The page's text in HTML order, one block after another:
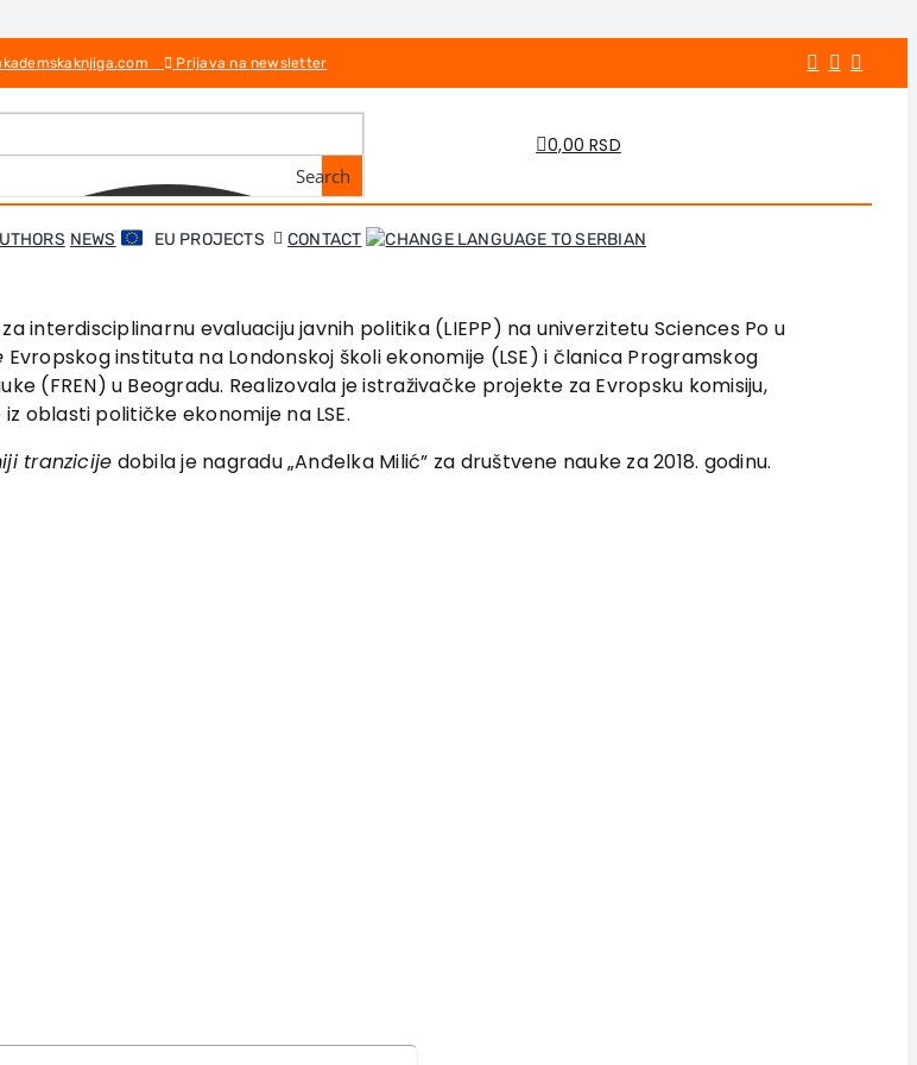
Prijava na newsletter
Search
0,00 RSD
NEWS EU PROJECTS CONTACT
interdisciplinarnu evaluaciju javnih politika (LIEPP) na univerzitetu Sciences Po u
Evropskog instituta na Londonskoj školi ekonomije (LSE) i članica Programskog
(FREN) u Beogradu. Realizovala je istraživačke projekte za Evropsku komisiju,
oblasti političke ekonomije na LSE.
tranzicije dobila je nagradu „Anđelka Milić” za društvene nauke za 2018. godinu.